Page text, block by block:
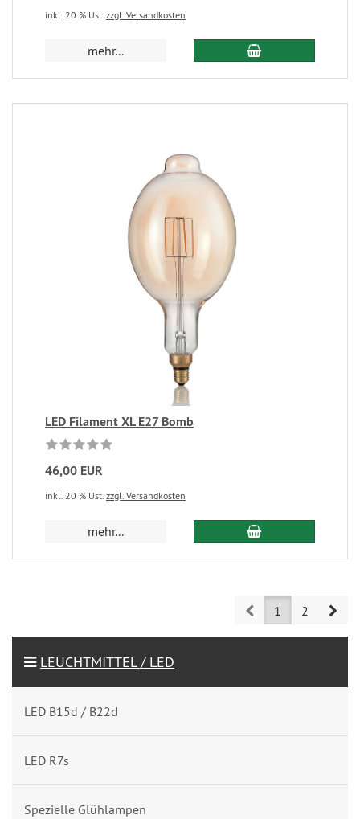
inkl. 20 % Ust. zzgl. Versandkosten
mehr...
LED Filament XL E27 Bomb
46,00 EUR
inkl. 20 % Ust. zzgl. Versandkosten
mehr...
Prev1 2
LEUCHTMITTEL / LED
LED B15d / B22d
LED R7s
Spezielle Glühlampen